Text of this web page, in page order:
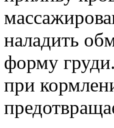
наладить
форму
при